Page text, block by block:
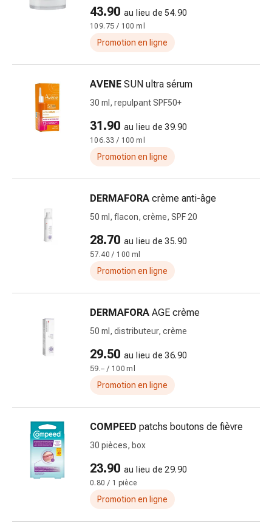
pathologique
Peau
impure
Boutons
de
fièvre
cutanée
Acné
Thérapie
par
fleurs
Bach
base
plantes
Phytothérapie
Anthroposophiques
Rein,
vessie,
prostate
Troubles
urinaires
43.90 au lieu de 54.90
109.75 / 100 ml
Promotion en ligne
AVENE SUN ultra sérum
30 ml, repulpant SPF50+
31.90 au lieu de 39.90
106.33 / 100 ml
Promotion en ligne
DERMAFORA crème anti-âge
50 ml, flacon, crème, SPF 20
28.70 au lieu de 35.90
57.40 / 100 ml
Promotion en ligne
DERMAFORA AGE crème
50 ml, distributeur, crème
29.50 au lieu de 36.90
59.– / 100 ml
Promotion en ligne
COMPEED patchs boutons de fièvre
30 pièces, box
23.90 au lieu de 29.90
0.80 / 1 pièce
Promotion en ligne